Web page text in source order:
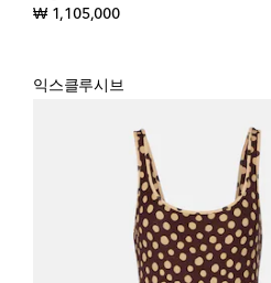
₩ 1,105,000original price
익스클루시브